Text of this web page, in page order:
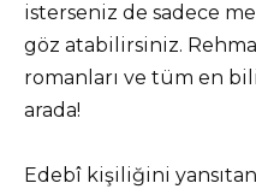
isterseniz de sadece
göz atabilirsiniz.
romanları ve tüm en
arada!
Edebî kişiliğini